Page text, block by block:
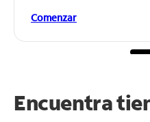
Comenzar
Encuentra